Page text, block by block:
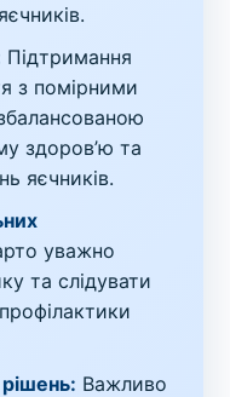
Підтримання
з помірними
здоров’ю та
яєчників.
уважно
та слідувати
Важливо